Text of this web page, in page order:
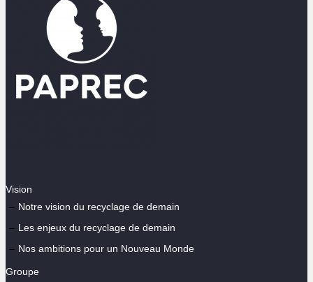
Vision
Notre vision du recyclage de demain
Les enjeux du recyclage de demain
Nos ambitions pour un Nouveau Monde
Groupe